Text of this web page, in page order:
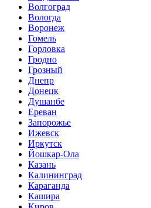
Волгоград
Вологда
Воронеж
Гомель
Горловка
Гродно
Грозный
Днепр
Донецк
Душанбе
Ереван
Запорожье
Ижевск
Иркутск
Йошкар-Ола
Казань
Калининград
Караганда
Кашира